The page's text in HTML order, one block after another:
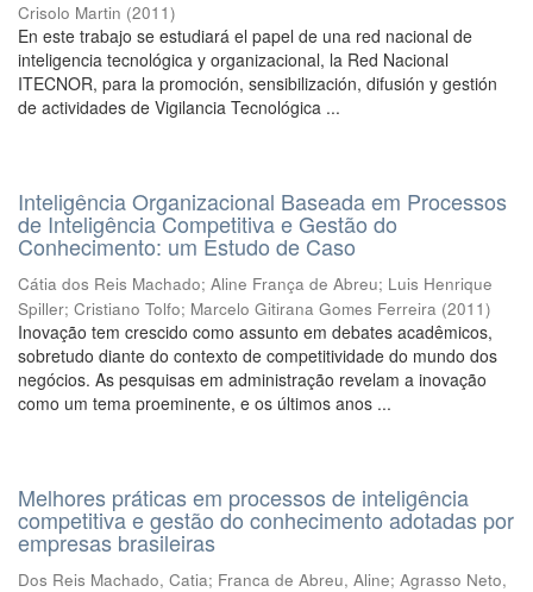
Crisolo Martin (2011)
En este trabajo se estudiará el papel de una red nacional de
inteligencia tecnológica y organizacional, la Red Nacional
ITECNOR, para la promoción, sensibilización, difusión y gestión
de actividades de Vigilancia Tecnológica ...
Inteligência Organizacional Baseada em Processos
de Inteligência Competitiva e Gestão do
Conhecimento: um Estudo de Caso
Cátia dos Reis Machado; Aline França de Abreu; Luis Henrique
Spiller; Cristiano Tolfo; Marcelo Gitirana Gomes Ferreira (2011)
Inovação tem crescido como assunto em debates acadêmicos,
sobretudo diante do contexto de competitividade do mundo dos
negócios. As pesquisas em administração revelam a inovação
como um tema proeminente, e os últimos anos ...
Melhores práticas em processos de inteligência
competitiva e gestão do conhecimento adotadas por
empresas brasileiras
Dos Reis Machado, Catia; Franca de Abreu, Aline; Agrasso Neto,